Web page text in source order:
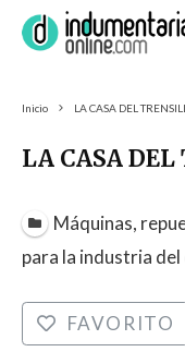
Inicio LA CASA DEL
LA CASA
Máquinas,
para la industria
FAVORITO